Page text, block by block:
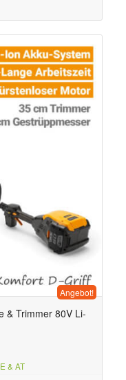
& Trimmer 80V Li-
war: € 309,00
Preis ist: € 248,00.
Angebot!
& AT